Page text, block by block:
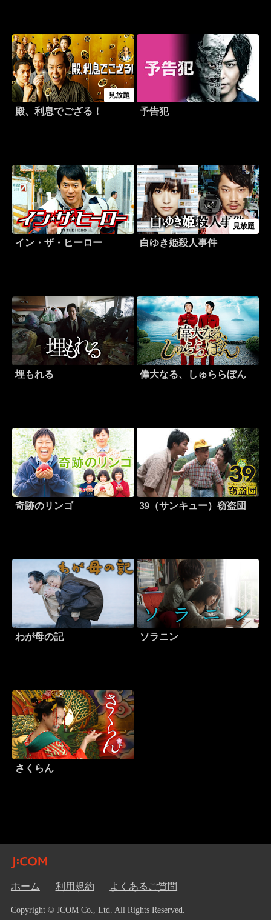
見放題
殿、利息でござる！ 予告犯
イン・ザ・ヒーロー
見放題
白ゆき姫殺人事件
埋もれる 偉大なる、しゅららぼん
奇跡のリンゴ 39（サンキュー）窃盗団
わが母の記 ソラニン
さくらん
ホーム 利用規約 よくあるご質問
Copyright © JCOM Co., Ltd. All Rights Reserved.